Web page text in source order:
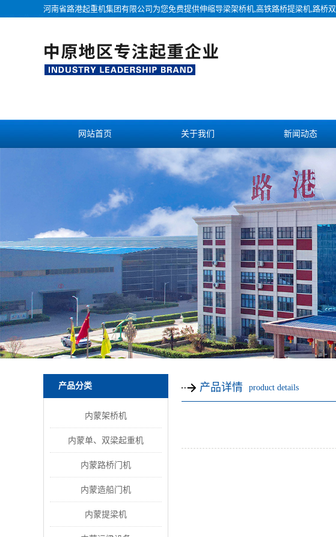
河南省路港起重机集团有限公司为您免费提供伸缩导梁架桥机,高铁路桥提梁机,路桥
网站首页 关于我们 新闻动态
产品分类
内蒙架桥机
内蒙单、双梁起重机
内蒙路桥门机
内蒙造船门机
内蒙提梁机
产品详情 product details